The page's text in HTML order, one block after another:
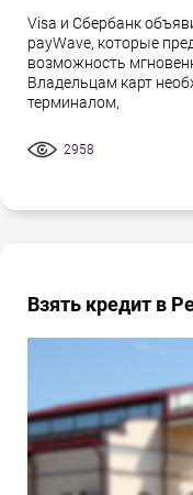
Visa и Сбербанк
payWave, которые
возможность
Владельцам карт
терминалом,
2958
Взять кредит в